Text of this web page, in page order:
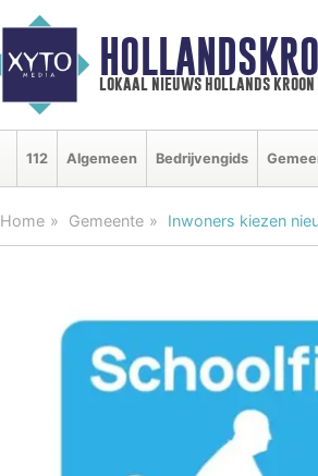
lokaal nieuws hollands kroon
112 Algemeen Bedrijvengids
Home Gemeente Inwoners kiezen